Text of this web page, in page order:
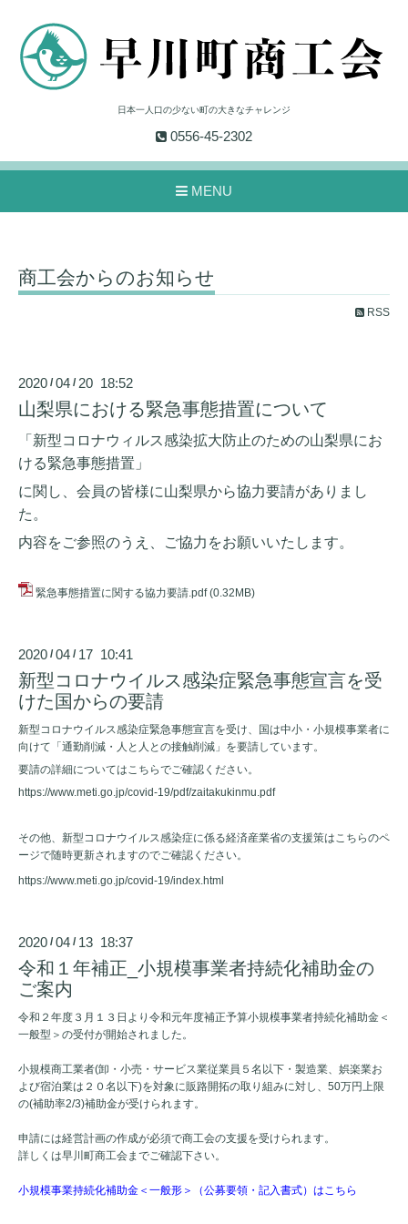
日本一人口の少ない町の大きなチャレンジ
0556-45-2302
MENU
商工会からのお知らせ
RSS
2020 /04 / 20 18:52
山梨県における緊急事態措置について
「新型コロナウィルス感染拡大防止のための山梨県にお
ける緊急事態措置」
に関し、会員の皆様に山梨県から協力要請がありまし
た。
内容をご参照のうえ、ご協力をお願いいたします。
緊急事態措置に関する協力要請.pdf (0.32MB)
2020 /04 / 17 10:41
新型コロナウイルス感染症緊急事態宣言を受
けた国からの要請
新型コロナウイルス感染症緊急事態宣言を受け、国は中小・小規模事業者に
向けて「通勤削減・人と人との接触削減」を要請しています。
要請の詳細についてはこちらでご確認ください。
https://www.meti.go.jp/covid-19/pdf/zaitakukinmu.pdf
その他、新型コロナウイルス感染症に係る経済産業省の支援策はこちらのペ
ージで随時更新されますのでご確認ください。
https://www.meti.go.jp/covid-19/index.html
2020 /04 / 13 18:37
令和１年補正_小規模事業者持続化補助金の
ご案内
令和２年度３月１３日より令和元年度補正予算小規模事業者持続化補助金＜
一般型＞の受付が開始されました。
小規模商工業者(卸・小売・サービス業従業員５名以下・製造業、娯楽業お
よび宿泊業は２０名以下)を対象に販路開拓の取り組みに対し、50万円上限
の(補助率2/3)補助金が受けられます。
申請には経営計画の作成が必須で商工会の支援を受けられます。
詳しくは早川町商工会までご確認下さい。
小規模事業持続化補助金＜一般形＞（公募要領・記入書式）はこちら